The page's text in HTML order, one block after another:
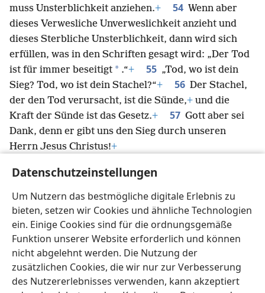
Datenschutzeinstellungen
Um Nutzern das bestmögliche digitale Erlebnis zu
bieten, setzen wir Cookies und ähnliche Technologien
ein. Einige Cookies sind für die ordnungsgemäße
Funktion unserer Website erforderlich und können
nicht abgelehnt werden. Die Nutzung der
zusätzlichen Cookies, die wir nur zur Verbesserung
des Nutzererlebnisses verwenden, kann akzeptiert
muss Unsterblichkeit anziehen.+ 54 Wenn aber
dieses Verwesliche Unverweslichkeit anzieht und
dieses Sterbliche Unsterblichkeit, dann wird sich
erfüllen, was in den Schriften gesagt wird: „Der Tod
ist für immer beseitigt * .“+ 55 „Tod, wo ist dein
Sieg? Tod, wo ist dein Stachel?“+ 56 Der Stachel,
der den Tod verursacht, ist die Sünde,+ und die
Kraft der Sünde ist das Gesetz.+ 57 Gott aber sei
Dank, denn er gibt uns den Sieg durch unseren
Herrn Jesus Christus!+
unerschütterlich und immer reichlich beschäftigt
im Werk des Herrn, denn ihr wisst ja, dass eure harte
Arbeit in Verbindung mit dem Herrn nicht
vergeblich * ist.+
Deutsch Teilen Einstellungen